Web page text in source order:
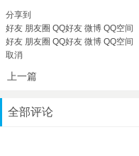
分享到
好友 朋友圈 QQ好友 微博 QQ空间
好友 朋友圈 QQ好友 微博 QQ空间
取消
上一篇
全部评论